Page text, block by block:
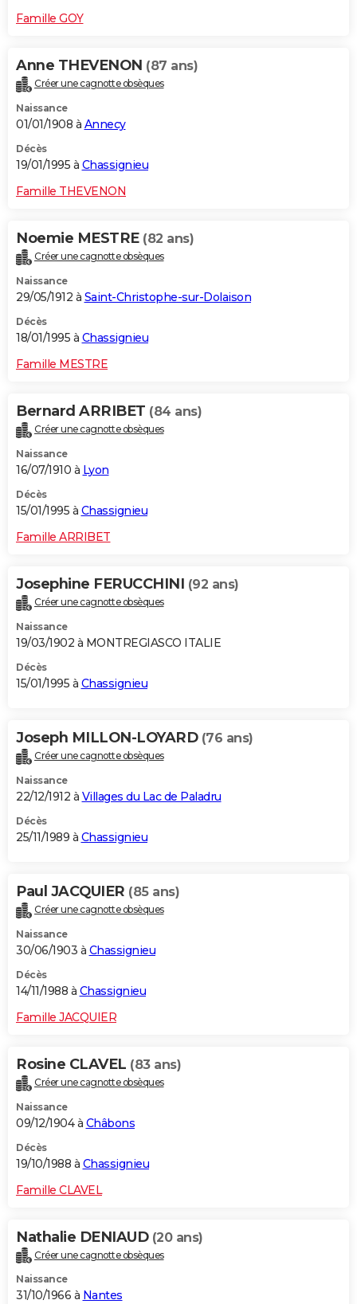
Famille GOY
Anne THEVENON (87 ans)
Créer une cagnotte obsèques
Naissance
01/01/1908 à Annecy
Décès
19/01/1995 à Chassignieu
Famille THEVENON
Noemie MESTRE (82 ans)
Créer une cagnotte obsèques
Naissance
29/05/1912 à Saint-Christophe-sur-Dolaison
Décès
18/01/1995 à Chassignieu
Famille MESTRE
Bernard ARRIBET (84 ans)
Créer une cagnotte obsèques
Naissance
16/07/1910 à Lyon
Décès
15/01/1995 à Chassignieu
Famille ARRIBET
Josephine FERUCCHINI (92 ans)
Créer une cagnotte obsèques
Naissance
19/03/1902 à MONTREGIASCO ITALIE
Décès
15/01/1995 à Chassignieu
Joseph MILLON-LOYARD (76 ans)
Créer une cagnotte obsèques
Naissance
22/12/1912 à Villages du Lac de Paladru
Décès
25/11/1989 à Chassignieu
Paul JACQUIER (85 ans)
Créer une cagnotte obsèques
Naissance
30/06/1903 à Chassignieu
Décès
14/11/1988 à Chassignieu
Famille JACQUIER
Rosine CLAVEL (83 ans)
Créer une cagnotte obsèques
Naissance
09/12/1904 à Châbons
Décès
19/10/1988 à Chassignieu
Famille CLAVEL
Nathalie DENIAUD (20 ans)
Créer une cagnotte obsèques
Naissance
31/10/1966 à Nantes